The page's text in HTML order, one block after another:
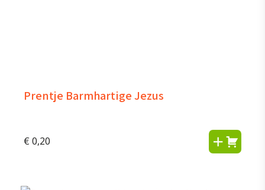
Prentje Barmhartige Jezus
€ 0,20